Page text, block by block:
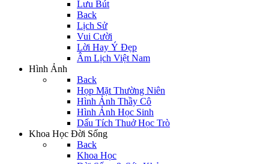
Lưu Bút
Back
Lịch Sử
Vui Cười
Lời Hay Ý Đẹp
Âm Lịch Việt Nam
Hình Ảnh
Back
Họp Mặt Thường Niên
Hình Ảnh Thầy Cô
Hình Ảnh Học Sinh
Dấu Tích Thuở Học Trò
Khoa Học Đời Sống
Back
Khoa Học